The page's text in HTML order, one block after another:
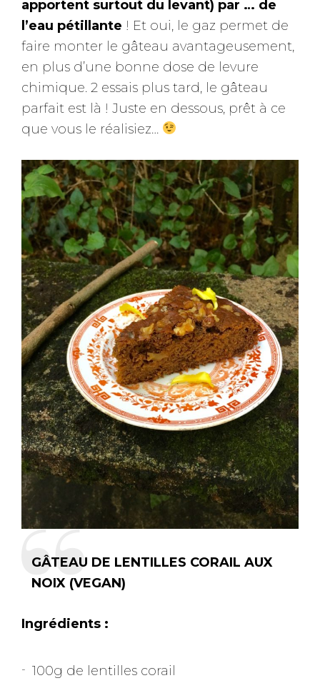
apportent surtout du levant) par … de
l’eau pétillante ! Et oui, le gaz permet de
faire monter le gâteau avantageusement,
en plus d’une bonne dose de levure
chimique. 2 essais plus tard, le gâteau
parfait est là ! Juste en dessous, prêt à ce
que vous le réalisiez…
GÂTEAU DE LENTILLES CORAIL AUX
NOIX (VEGAN)
Ingrédients :
100g de lentilles corail